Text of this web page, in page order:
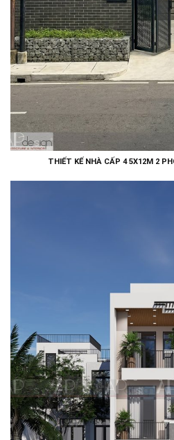
THIẾT KẾ NHÀ CẤP 4 5X12M 2